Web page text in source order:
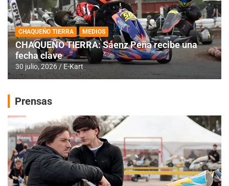
CHAQUEÑO TIERRA MEDIOS
CHAQUEÑO TIERRA: Sáenz Peña recibe una
fecha clave
30 julio, 2026 E-Kart
Prensas